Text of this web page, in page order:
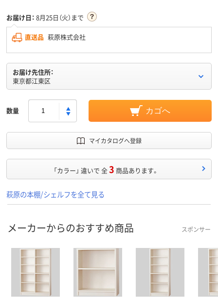
お届け日： 8月25日（火）まで
直送品 萩原株式会社
お届け先住所：
東京都江東区
数量 カゴへ
マイカタログへ登録
「カラー」 違いで 全3 商品あります。
萩原の本棚/シェルフを全て見る
メーカーからのおすすめ商品 スポンサー